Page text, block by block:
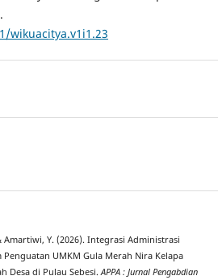
wikuacitya.v1i1.23
Amartiwi, Y. (2026). Integrasi Administrasi
Penguatan UMKM Gula Merah Nira Kelapa
Desa di Pulau Sebesi.APPA : Jurnal Pengabdian